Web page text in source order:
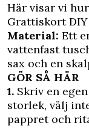
Här visar vi
Grattiskort
Material: Ett
vattenfast
sax och en
GÖR SÅ HÄR
1. Skriv en
storlek, välj
pappret och